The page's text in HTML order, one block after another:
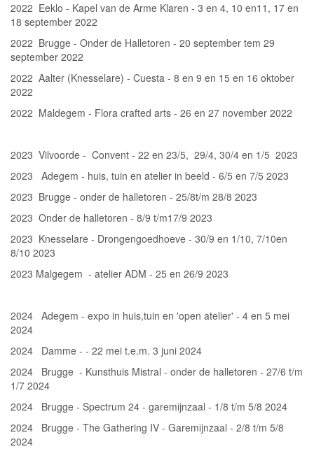
2022 Eeklo - Kapel van de Arme Klaren - 3 en 4, 10 en11, 17 en
18 september 2022
2022 Brugge - Onder de Halletoren - 20 september tem 29
september 2022
2022 Aalter (Knesselare) - Cuesta - 8 en 9 en 15 en 16 oktober
2022
2022 Maldegem - Flora crafted arts - 26 en 27 november 2022
2023 Vilvoorde - Convent - 22 en 23/5, 29/4, 30/4 en 1/5 2023
2023 Adegem - huis, tuin en atelier in beeld - 6/5 en 7/5 2023
2023 Brugge - onder de halletoren - 25/8t/m 28/8 2023
2023 Onder de halletoren - 8/9 t/m17/9 2023
2023 Knesselare - Drongengoedhoeve - 30/9 en 1/10, 7/10en
8/10 2023
2023 Malgegem - atelier ADM - 25 en 26/9 2023
2024 Adegem - expo in huis,tuin en 'open atelier' - 4 en 5 mei
2024
2024 Damme - - 22 mei t.e.m. 3 juni 2024
2024 Brugge - Kunsthuis Mistral - onder de halletoren - 27/6 t/m
1/7 2024
2024 Brugge - Spectrum 24 - garemijnzaal - 1/8 t/m 5/8 2024
2024 Brugge - The Gathering IV - Garemijnzaal - 2/8 t/m 5/8
2024